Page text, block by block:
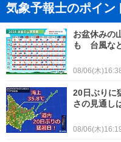
気象予報士のポイン
お盆休みの
も 台風な
08/06(木
20日ぶりに
さの見通し
08/06(木